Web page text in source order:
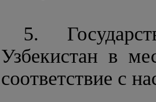
5.
Узбекистан в
соответствие с